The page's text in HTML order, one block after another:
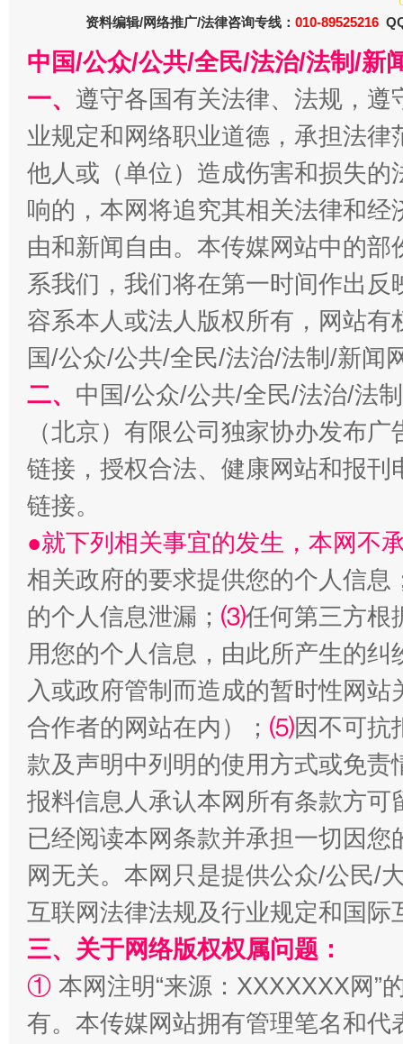
从幼
全民健身五年计划来了！等你上场
国家大学科技园优化重塑工作
扯下公款旅游的“隐身衣”
资料编辑/网络推广/法律咨询专线： 010-89525216
中国/公众/公共/全民/法治/法制/新
一、 遵守各国有关法律、法规，
业规定和网络职业道德，承担法
他人或（单位）造成伤害和损失
响的，本网将追究其相关法律和
由和新闻自由。本传媒网站中的
系我们，我们将在第一时间作出
容系本人或法人版权所有，网站
国/公众/公共/全民/法治/法制/新闻
二、 中国/公众/公共/全民/法治/法
（北京）有限公司独家协办发布
链接，授权合法、健康网站和报
链接。
●就下列相关事宜的发生，本网不
相关政府的要求提供您的个人信息
的个人信息泄漏； ⑶任何第三方根
用您的个人信息，由此所产生的纠
入或政府管制而造成的暂时性网
合作者的网站在内）； ⑸因不可抗
款及声明中列明的使用方式或免责
报料信息人承认本网所有条款方
已经阅读本网条款并承担一切因
网无关。本网只是提供公众/公民/
互联网法律法规及行业规定和国
三、关于网络版权权属问题：
① 本网注明“来源：XXXXXXX网”
有。本传媒网站拥有管理笔名和